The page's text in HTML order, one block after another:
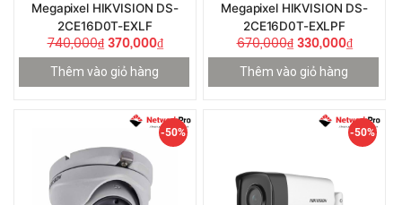
Megapixel HIKVISION DS-
2CE16D0T-EXLF
740,000₫370,000₫
Thêm vào giỏ hàng
Megapixel HIKVISION DS-
2CE16D0T-EXLPF
670,000₫330,000₫
Thêm vào giỏ hàng
-50% -50%